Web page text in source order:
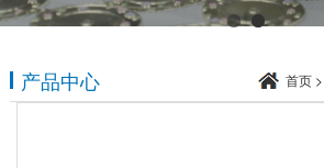
产品中心 首页 >